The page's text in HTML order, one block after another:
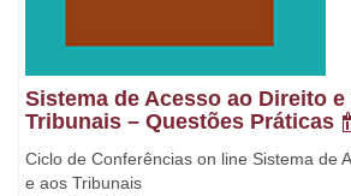
Sistema de Acesso ao Direito e
Tribunais – Questões Práticas
Ciclo de Conferências on line Sistema de
e aos Tribunais